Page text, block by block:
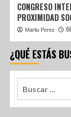
CONGRESO
PROXIMIDAD
Marilu Perez
¿QUÉ ESTÁS